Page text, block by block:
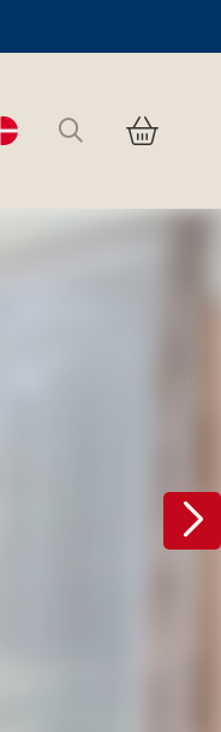
Change language
Søg